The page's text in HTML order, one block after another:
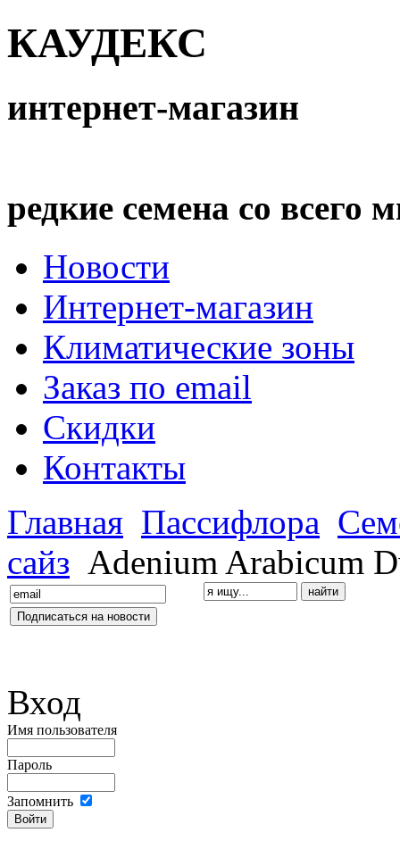
КАУДЕКС
интернет-магазин
редкие семена со всего
Новости
Интернет-магазин
Климатические зоны
Заказ по email
Скидки
Контакты
Главная Пассифлора
сайз Adenium Arabicum
Вход
Имя пользователя
Пароль
Запомнить